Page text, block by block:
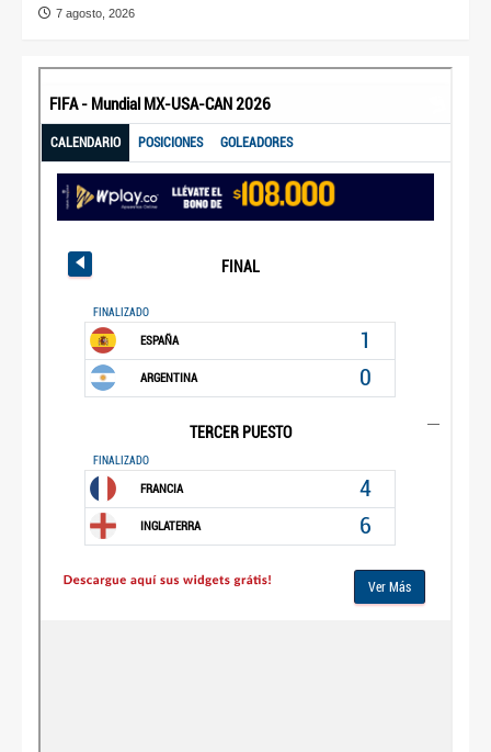
7 agosto, 2026